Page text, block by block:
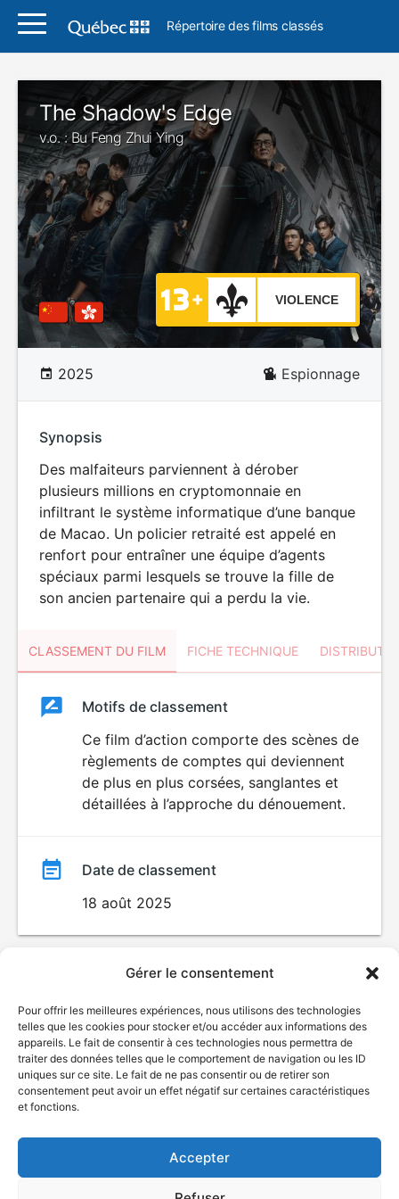
Gérer le consentement
Pour offrir les meilleures expériences, nous utilisons des technologies
telles que les cookies pour stocker et/ou accéder aux informations des
appareils. Le fait de consentir à ces technologies nous permettra de
traiter des données telles que le comportement de navigation ou les ID
uniques sur ce site. Le fait de ne pas consentir ou de retirer son
consentement peut avoir un effet négatif sur certaines caractéristiques
et fonctions.
Accepter
Répertoire des films classés
The Shadow's Edge
v.o. : Bu Feng Zhui Ying
VIOLENCE
2025 Espionnage
Synopsis
Des malfaiteurs parviennent à dérober
plusieurs millions en cryptomonnaie en
infiltrant le système informatique d’une banque
de Macao. Un policier retraité est appelé en
renfort pour entraîner une équipe d’agents
spéciaux parmi lesquels se trouve la fille de
son ancien partenaire qui a perdu la vie.
CLASSEMENT DU FILM FICHE TECHNIQUE
ClassementClassement
VIOLENCE
Motifs de classement
Ce film d’action comporte des scènes de
règlements de comptes qui deviennent
de plus en plus corsées, sanglantes et
détaillées à l’approche du dénouement.
Date de classement
18 août 2025
© Gouvernement du Québec, 2026
Plan du site
Accessibilité
Accès à l'information